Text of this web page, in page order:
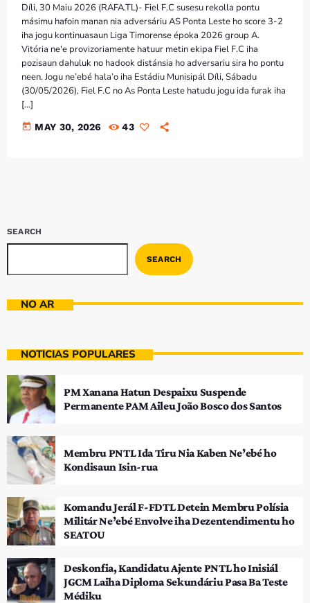
Bom dia RAFA
7:00 AM - 10:00 AM
Díli, 30 Maiu 2026 (RAFA.TL)- Fiel F.C susesu rekolla pontu
másimu hafoin manan nia adversáriu AS Ponta Leste ho score 3-2
iha jogu kontinuasaun Liga Timorense époka 2026 group A.
Vitória ne'e provizoriamente hatuur metin ekipa Fiel F.C iha
pozisaun dahuluk no hadook distánsia ho adversariu sira ho pontu
neen. Jogu ne’ebé hala’o iha Estádiu Munisipál Díli, Sábadu
(30/05/2026), Fiel F.C no As Ponta Leste hatudu jogu ida furak iha
[…]
today MAY 30, 2026 43
SEARCH
SEARCH
NO AR
NOTÍCIAS POPULARES
PM Xanana Hatun Despaixu Suspende
Permanente PAM Aileu João Bosco dos Santos
Membru PNTL Ida Tiru Nia Kaben Ne’ebé ho
Kondisaun Isin-rua
Komandu Jerál F-FDTL Detein Membru Polísia
Militár Ne’ebé Envolve iha Dezentendimentu ho
SEATOU
Deskonfia, Kandidatu Ajente PNTL ho Inisiál
JGCM Laiha Diploma Sekundáriu Pasa Ba Teste
Médiku